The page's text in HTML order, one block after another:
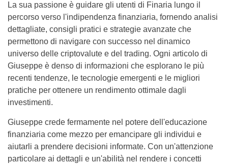
La sua passione è guidare gli utenti di Finaria lungo il
percorso verso l'indipendenza finanziaria, fornendo analisi
dettagliate, consigli pratici e strategie avanzate che
permettono di navigare con successo nel dinamico
universo delle criptovalute e del trading. Ogni articolo di
Giuseppe è denso di informazioni che esplorano le più
recenti tendenze, le tecnologie emergenti e le migliori
pratiche per ottenere un rendimento ottimale dagli
investimenti.
Giuseppe crede fermamente nel potere dell'educazione
finanziaria come mezzo per emancipare gli individui e
aiutarli a prendere decisioni informate. Con un'attenzione
particolare ai dettagli e un'abilità nel rendere i concetti